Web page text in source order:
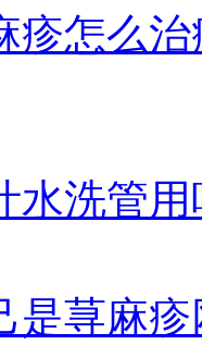
疹怎么
水洗管用
是荨麻